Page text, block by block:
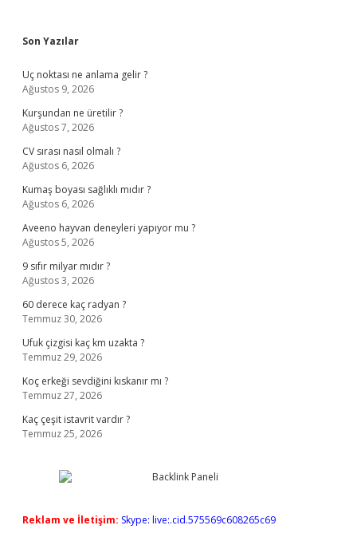
Sidebar
Son Yazılar
Uç noktası ne anlama gelir ?
Ağustos 9, 2026
Kurşundan ne üretilir ?
Ağustos 7, 2026
CV sırası nasıl olmalı ?
Ağustos 6, 2026
Kumaş boyası sağlıklı mıdır ?
Ağustos 6, 2026
Aveeno hayvan deneyleri yapıyor mu ?
Ağustos 5, 2026
9 sıfır milyar mıdır ?
Ağustos 3, 2026
60 derece kaç radyan ?
Temmuz 30, 2026
Ufuk çizgisi kaç km uzakta ?
Temmuz 29, 2026
Koç erkeği sevdiğini kıskanır mı ?
Temmuz 27, 2026
Kaç çeşit istavrit vardır ?
Temmuz 25, 2026
Reklam ve İletişim: Skype: live:.cid.575569c608265c69